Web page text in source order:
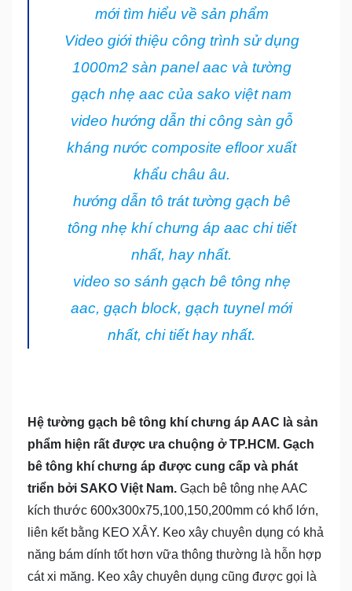
mới tìm hiểu về sản phẩm
Video giới thiệu công trình sử dụng
1000m2 sàn panel aac và tường
gạch nhẹ aac của sako việt nam
video hướng dẫn thi công sàn gỗ
kháng nước composite efloor xuất
khẩu châu âu.
hướng dẫn tô trát tường gạch bê
tông nhẹ khí chưng áp aac chi tiết
nhất, hay nhất.
video so sánh gạch bê tông nhẹ
aac, gạch block, gạch tuynel mới
nhất, chi tiết hay nhất.
Hệ tường gạch bê tông khí chưng áp AAC là sản
phẩm hiện rất được ưa chuộng ở TP.HCM. Gạch
bê tông khí chưng áp được cung cấp và phát
triển bởi SAKO Việt Nam. Gạch bê tông nhẹ AAC
kích thước 600x300x75,100,150,200mm có khổ lớn,
liên kết bằng KEO XÂY. Keo xây chuyên dụng có khả
năng bám dính tốt hơn vữa thông thường là hỗn hợp
cát xi măng. Keo xây chuyên dụng cũng được gọi là